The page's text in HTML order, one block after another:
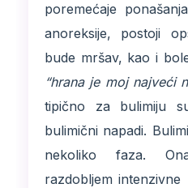
poremećaje
anoreksije, postoji
bude mršav, kao i
“hrana je moj najveći
tipično za bulimiju
bulimični napadi.
nekoliko faza.
razdobljem intenzivne